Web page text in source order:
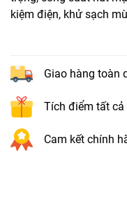
kiệm điện, khử sạch
Giao hàng toàn
Tích điểm tất cả
Cam kết chính